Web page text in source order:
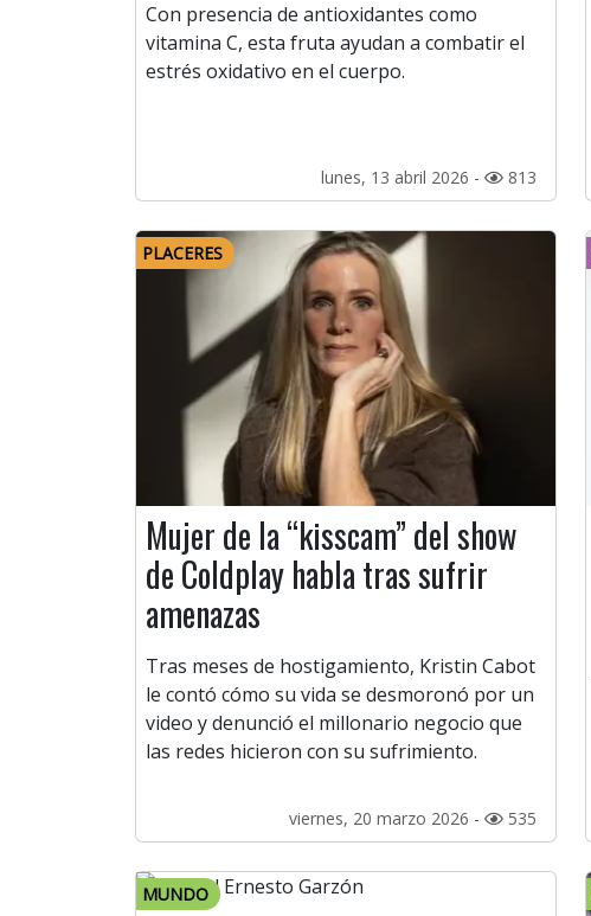
Con presencia de antioxidantes como
vitamina C, esta fruta ayudan a combatir el
estrés oxidativo en el cuerpo.
lunes, 13 abril 2026 - 813
PLACERES
Mujer de la “kisscam” del show
de Coldplay habla tras sufrir
amenazas
Tras meses de hostigamiento, Kristin Cabot
le contó cómo su vida se desmoronó por un
video y denunció el millonario negocio que
las redes hicieron con su sufrimiento.
viernes, 20 marzo 2026 - 535
MUNDO